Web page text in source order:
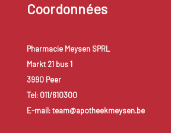
Coordonnées
Pharmacie Meysen SPRL
Markt 21 bus 1
3990 Peer
Tel: 011/610300
E-mail: team@apotheekmeysen.be